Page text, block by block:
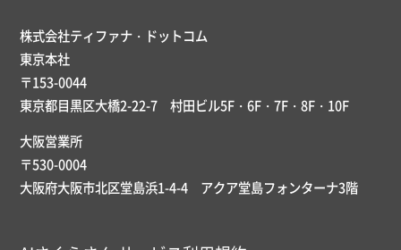
株式会社ティファナ・ドットコム
東京本社
〒153-0044
東京都目黒区大橋2-22-7 村田ビル5F・6F・7F・8F・10F
大阪営業所
〒530-0004
大阪府大阪市北区堂島浜1-4-4 アクア堂島フォンターナ3階